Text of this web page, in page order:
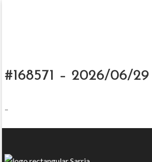
#168571 – 2026/06/29
–